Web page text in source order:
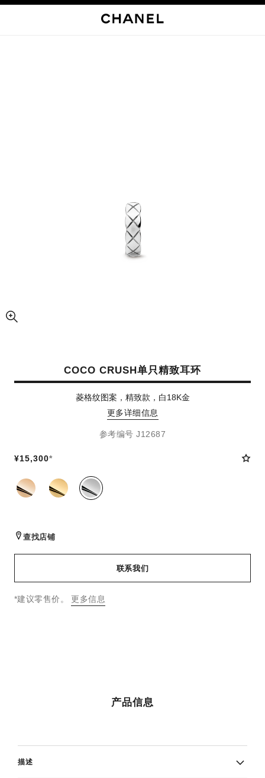
放大视图
COCO CRUSH单只精致耳环
菱格纹图案，精致款，白18K金
更多详细信息
参考编号 J12687
¥15,300*
同系列款式(3)
查找店铺
联系我们
↩
*建议零售价。 更多信息
产品信息
描述